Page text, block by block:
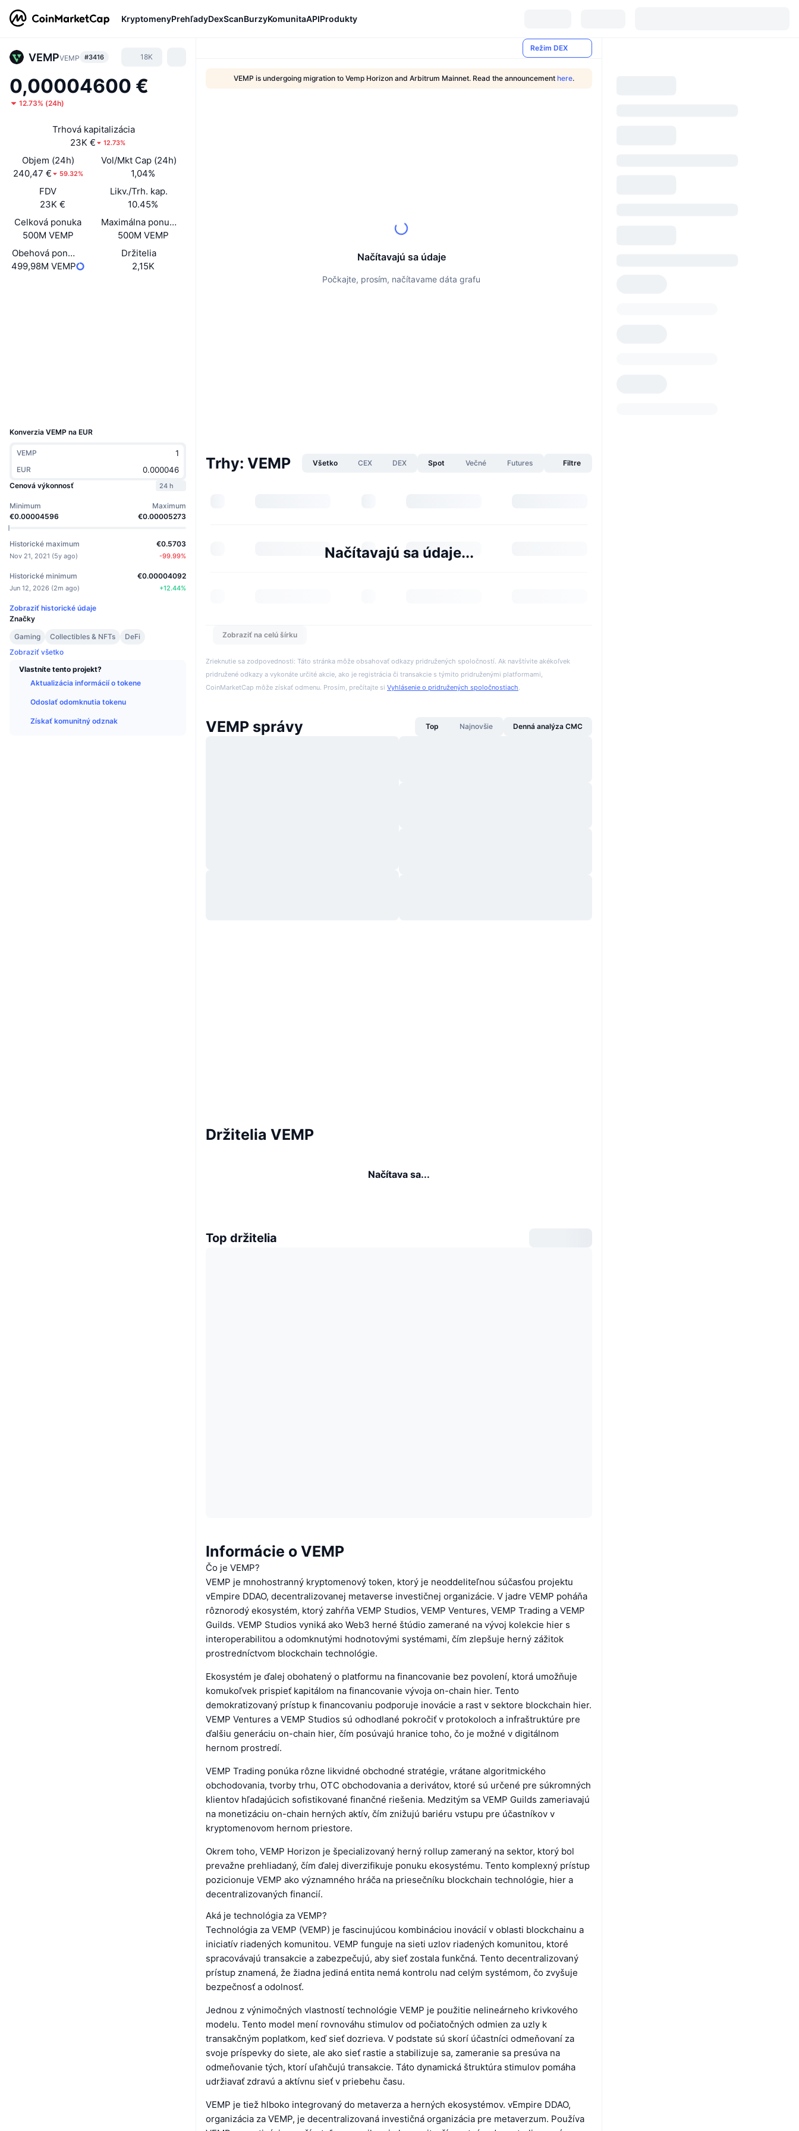
KryptomenyPrehľadyDexScanBurzyKomunitaAPIProdukty
VEMPVEMP #3416 18K
0,00004600 €
12.73% (24h)
Trhová kapitalizácia
23K €
12.73%
Objem (24h)
240,47 €
59.32%
Vol/Mkt Cap (24h)
1,04%
FDV
23K €
Likv./Trh. kap.
10.45%
Celková ponuka
500M VEMP
Maximálna ponuka
500M VEMP
Obehová ponuka
499,98M VEMP
Držitelia
2,15K
Konverzia VEMP na EUR
VEMP
EUR
Cenová výkonnosť
24 h
Minimum
€0.00004596
Maximum
€0.00005273
Historické maximum
Nov 21, 2021 (5y ago)
€0.5703
-99.99%
Historické minimum
Jun 12, 2026 (2m ago)
€0.00004092
+12.44%
Zobraziť historické údaje
Značky
Gaming
Collectibles & NFTs
DeFi
Zobraziť všetko
Vlastníte tento projekt?
Aktualizácia informácií o tokene
Odoslať odomknutia tokenu
Získať komunitný odznak
Režim DEX
VEMP is undergoing migration to Vemp Horizon and Arbitrum Mainnet. Read the announcement here.
Načítavajú sa údaje
Počkajte, prosím, načítavame dáta grafu
Trhy: VEMP Všetko CEX DEX Spot Večné Futures Filtre
Načítavajú sa údaje...
Zobraziť na celú šírku
Zrieknutie sa zodpovednosti: Táto stránka môže obsahovať odkazy pridružených spoločností. Ak navštívite akékoľvek
pridružené odkazy a vykonáte určité akcie, ako je registrácia či transakcie s týmito pridruženými platformami,
CoinMarketCap môže získať odmenu. Prosím, prečítajte si Vyhlásenie o pridružených spoločnostiach.
VEMP správy Top Najnovšie Denná analýza CMC
Držitelia VEMP
Načítava sa...
Top držitelia
Informácie o VEMP
Čo je VEMP?
VEMP je mnohostranný kryptomenový token, ktorý je neoddeliteľnou súčasťou projektu
vEmpire DDAO, decentralizovanej metaverse investičnej organizácie. V jadre VEMP poháňa
rôznorodý ekosystém, ktorý zahŕňa VEMP Studios, VEMP Ventures, VEMP Trading a VEMP
Guilds. VEMP Studios vyniká ako Web3 herné štúdio zamerané na vývoj kolekcie hier s
interoperabilitou a odomknutými hodnotovými systémami, čím zlepšuje herný zážitok
prostredníctvom blockchain technológie.
Ekosystém je ďalej obohatený o platformu na financovanie bez povolení, ktorá umožňuje
komukoľvek prispieť kapitálom na financovanie vývoja on-chain hier. Tento
demokratizovaný prístup k financovaniu podporuje inovácie a rast v sektore blockchain hier.
VEMP Ventures a VEMP Studios sú odhodlané pokročiť v protokoloch a infraštruktúre pre
ďalšiu generáciu on-chain hier, čím posúvajú hranice toho, čo je možné v digitálnom
hernom prostredí.
VEMP Trading ponúka rôzne likvidné obchodné stratégie, vrátane algoritmického
obchodovania, tvorby trhu, OTC obchodovania a derivátov, ktoré sú určené pre súkromných
klientov hľadajúcich sofistikované finančné riešenia. Medzitým sa VEMP Guilds zameriavajú
na monetizáciu on-chain herných aktív, čím znižujú bariéru vstupu pre účastníkov v
kryptomenovom hernom priestore.
Okrem toho, VEMP Horizon je špecializovaný herný rollup zameraný na sektor, ktorý bol
prevažne prehliadaný, čím ďalej diverzifikuje ponuku ekosystému. Tento komplexný prístup
pozicionuje VEMP ako významného hráča na priesečníku blockchain technológie, hier a
decentralizovaných financií.
Aká je technológia za VEMP?
Technológia za VEMP (VEMP) je fascinujúcou kombináciou inovácií v oblasti blockchainu a
iniciatív riadených komunitou. VEMP funguje na sieti uzlov riadených komunitou, ktoré
spracovávajú transakcie a zabezpečujú, aby sieť zostala funkčná. Tento decentralizovaný
prístup znamená, že žiadna jediná entita nemá kontrolu nad celým systémom, čo zvyšuje
bezpečnosť a odolnosť.
Jednou z výnimočných vlastností technológie VEMP je použitie nelineárneho krivkového
modelu. Tento model mení rovnováhu stimulov od počiatočných odmien za uzly k
transakčným poplatkom, keď sieť dozrieva. V podstate sú skorí účastníci odmeňovaní za
svoje príspevky do siete, ale ako sieť rastie a stabilizuje sa, zameranie sa presúva na
odmeňovanie tých, ktorí uľahčujú transakcie. Táto dynamická štruktúra stimulov pomáha
udržiavať zdravú a aktívnu sieť v priebehu času.
VEMP je tiež hlboko integrovaný do metaverza a herných ekosystémov. vEmpire DDAO,
organizácia za VEMP, je decentralizovaná investičná organizácia pre metaverzum. Používa